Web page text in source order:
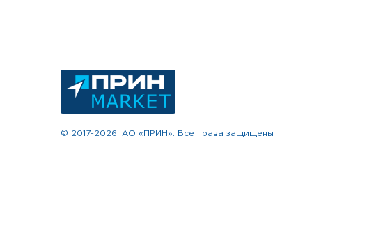
© 2017-2026. АО «ПРИН». Все права защищены